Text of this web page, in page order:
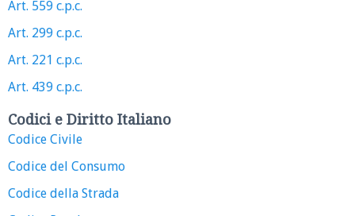
Art. 559 c.p.c.
Art. 299 c.p.c.
Art. 221 c.p.c.
Art. 439 c.p.c.
Codici e Diritto Italiano
Codice Civile
Codice del Consumo
Codice della Strada